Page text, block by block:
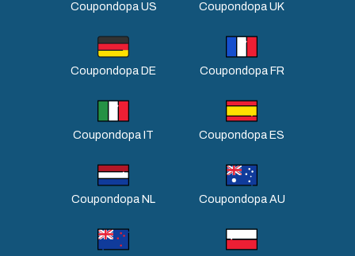
Coupondopa US Coupondopa UK
Coupondopa DE Coupondopa FR
Coupondopa IT Coupondopa ES
Coupondopa NL Coupondopa AU